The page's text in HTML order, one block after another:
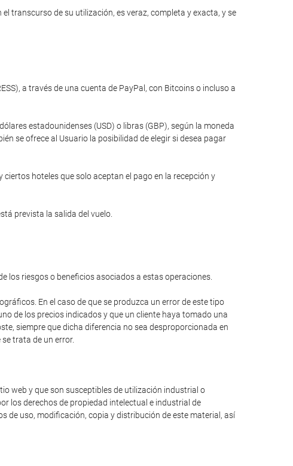
transcurso de su utilización, es veraz, completa y exacta, y se
a través de una cuenta de PayPal, con Bitcoins o incluso a
estadounidenses (USD) o libras (GBP), según la moneda
se ofrece al Usuario la posibilidad de elegir si desea pagar
hoteles que solo aceptan el pago en la recepción y
prevista la salida del vuelo.
los riesgos o beneficios asociados a estas operaciones.
En el caso de que se produzca un error de este tipo
de los precios indicados y que un cliente haya tomado una
siempre que dicha diferencia no sea desproporcionada en
trata de un error.
web y que son susceptibles de utilización industrial o
los derechos de propiedad intelectual e industrial de
de uso, modificación, copia y distribución de este material, así